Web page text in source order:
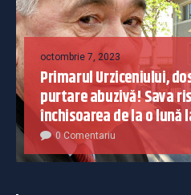
octombrie 7, 2023
Primarul Urziceniului,
purtare abuzivă! Sava
închisoarea de la o lună
0 Comentariu